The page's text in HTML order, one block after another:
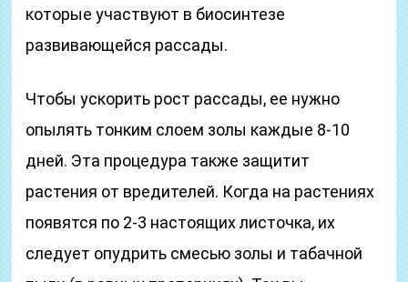
которые участвуют в биосинтезе
развивающейся рассады.
Чтобы ускорить рост рассады, ее нужно
опылять тонким слоем золы каждые 8-10
дней. Эта процедура также защитит
растения от вредителей. Когда на растениях
появятся по 2-3 настоящих листочка, их
следует опудрить смесью золы и табачной